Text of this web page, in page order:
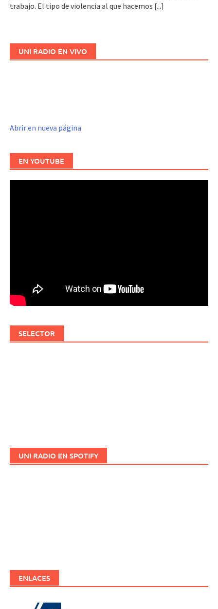
trabajo. El tipo de violencia al que hacemos [...]
UNI RADIO EN VIVO
Abrir en nueva página
EN YOUTUBE
SELECTOR
UNI RADIO EN SPOTIFY
ENLACES